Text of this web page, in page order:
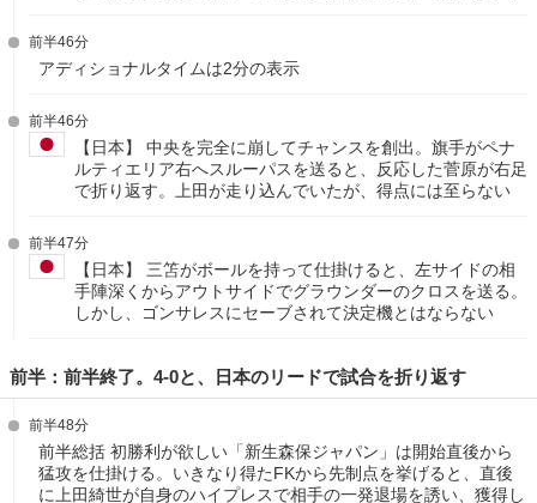
前半46分
アディショナルタイムは2分の表示
前半46分
【日本】 中央を完全に崩してチャンスを創出。旗手がペナ
ルティエリア右へスルーパスを送ると、反応した菅原が右足
で折り返す。上田が走り込んでいたが、得点には至らない
前半47分
【日本】 三笘がボールを持って仕掛けると、左サイドの相
手陣深くからアウトサイドでグラウンダーのクロスを送る。
しかし、ゴンサレスにセーブされて決定機とはならない
前半：前半終了。4-0と、日本のリードで試合を折り返す
前半48分
前半総括 初勝利が欲しい「新生森保ジャパン」は開始直後から
猛攻を仕掛ける。いきなり得たFKから先制点を挙げると、直後
に上田綺世が自身のハイプレスで相手の一発退場を誘い、獲得し